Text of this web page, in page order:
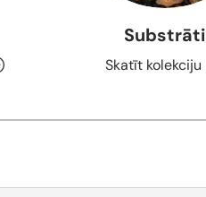
Substrāti
Skatīt kolekciju